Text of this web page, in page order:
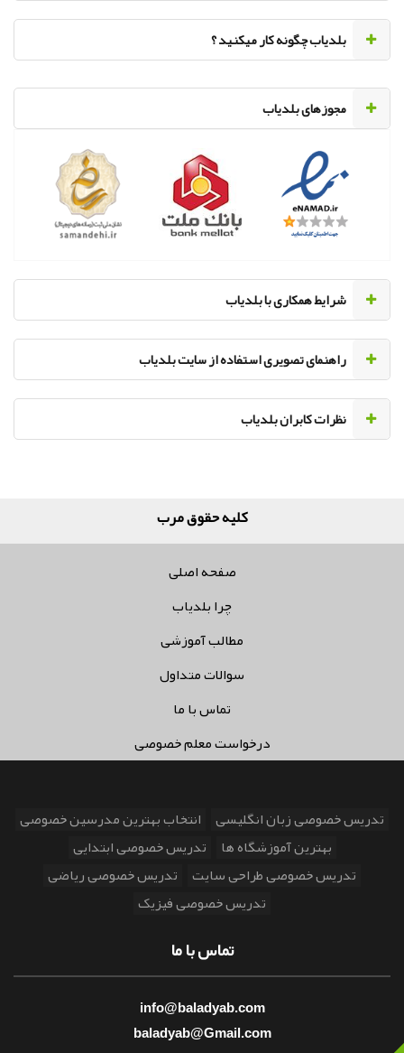
‌بلدیاب چگونه کار میکنید ؟
مجوزهای بلدیاب
‌شرایط همکاری با بلدیاب
راهنمای تصویری استفاده از سایت بلدیاب
نظرات کابران بلدیاب
کلیه حقوق مربوط به
صفحه اصلی
چرا بلدیاب
مطالب آموزشی
سوالات متداول
تماس با ما
درخواست معلم خصوصی
تدریس خصوصی زبان انگلیسی انتخاب بهترین مدرسین خصوصی
بهترین آموزشگاه ها تدریس خصوصی ابتدایی
تدریس خصوصی طراحی سایت تدریس خصوصی ریاضی
تدریس خصوصی فیزیک
تماس با ما
info@baladyab.com
baladyab@Gmail.com